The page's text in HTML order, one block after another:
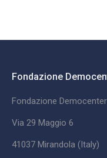
Fondazione
Fondazione
Via 29 Maggio 6
41037 Mirandola (Italy)